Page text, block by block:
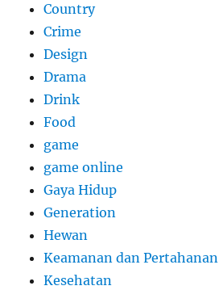
Country
Crime
Design
Drama
Drink
Food
game
game online
Gaya Hidup
Generation
Hewan
Keamanan dan Pertahanan
Kesehatan